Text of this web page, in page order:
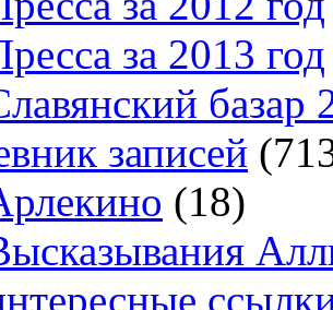
за 2013 год
базар
записей
(18)